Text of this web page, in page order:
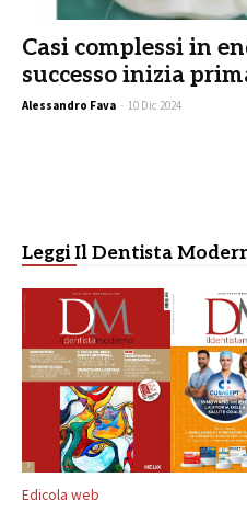
Casi complessi in
successo inizia
Alessandro Fava - 10 Dic 2024
Leggi Il Dentista
Edicola web